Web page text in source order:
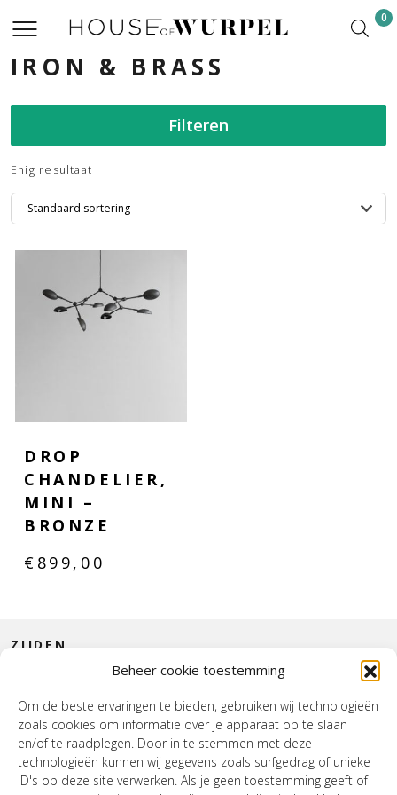
Beheer cookie toestemming
Om de beste ervaringen te bieden, gebruiken wij technologieën
zoals cookies om informatie over je apparaat op te slaan
en/of te raadplegen. Door in te stemmen met deze
technologieën kunnen wij gegevens zoals surfgedrag of unieke
ID's op deze site verwerken. Als je geen toestemming geeft of
0
IRON & BRASS
Filteren
Enig resultaat
DROP
CHANDELIER,
MINI –
BRONZE
€ 899,00
HOUSE OF WURPEL
ZIJDEN
INTERIEUR